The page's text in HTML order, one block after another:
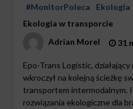
#MonitorPoleca Ekologia
Ekologia w transporcie
Adrian Morel
31
Epo-Trans Logistic,
wkroczył na kolejną ścieżkę
transportem intermodalnym.
rozwiązania ekologiczne dla